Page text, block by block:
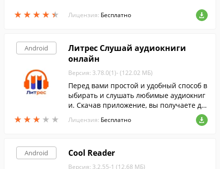
★ ★ ★ ★ ★
★ ★ ★ ★ ★
иг ЛитРес от горячих новинок до класси
Лицензия: Бесплатно
Android
★ ★ ★ ★ ★
★ ★ ★ ★ ★
Литрес Слушай аудиокниги
онлайн
Версия: 3.78.0(1)- (122.02 МБ)
Перед вами простой и удобный способ в
ыбирать и слушать любимые аудиокниг
и. Скачав приложение, вы получаете до
ступ к каталогу аудиокниг, включающем
у более 13000 наименований.
Лицензия: Бесплатно
Android Cool Reader
Версия: 3.2.55-1 (12.68 МБ)